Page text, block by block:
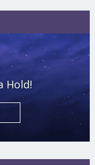
Hold!